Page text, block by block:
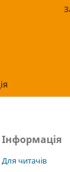
Інформація
Для читачів